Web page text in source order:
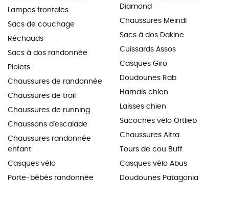
Lampes frontales
Sacs de couchage
Réchauds
Sacs à dos randonnée
Piolets
Chaussures de randonnée
Chaussures de trail
Chaussures de running
Chaussons d'escalade
Chaussures randonnée
enfant
Casques vélo
Porte-bébés randonnée
Diamond
Chaussures Meindl
Sacs à dos Dakine
Cuissards Assos
Casques Giro
Doudounes Rab
Harnais chien
Laisses chien
Sacoches vélo Ortlieb
Chaussures Altra
Tours de cou Buff
Casques vélo Abus
Doudounes Patagonia